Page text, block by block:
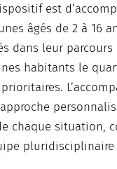
est
âgés de 2 à 16
dans leur parcours
habitants le
chaque situation,